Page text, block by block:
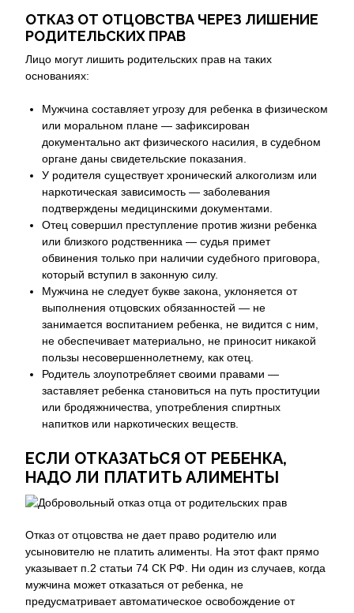
ОТКАЗ ОТ ОТЦОВСТВА ЧЕРЕЗ ЛИШЕНИЕ
РОДИТЕЛЬСКИХ ПРАВ
Лицо могут лишить родительских прав на таких
основаниях:
Мужчина составляет угрозу для ребенка в физическом
или моральном плане — зафиксирован
документально акт физического насилия, в судебном
органе даны свидетельские показания.
У родителя существует хронический алкоголизм или
наркотическая зависимость — заболевания
подтверждены медицинскими документами.
Отец совершил преступление против жизни ребенка
или близкого родственника — судья примет
обвинения только при наличии судебного приговора,
который вступил в законную силу.
Мужчина не следует букве закона, уклоняется от
выполнения отцовских обязанностей — не
занимается воспитанием ребенка, не видится с ним,
не обеспечивает материально, не приносит никакой
пользы несовершеннолетнему, как отец.
Родитель злоупотребляет своими правами —
заставляет ребенка становиться на путь проституции
или бродяжничества, употребления спиртных
напитков или наркотических веществ.
ЕСЛИ ОТКАЗАТЬСЯ ОТ РЕБЕНКА,
НАДО ЛИ ПЛАТИТЬ АЛИМЕНТЫ
Отказ от отцовства не дает право родителю или
усыновителю не платить алименты. На этот факт прямо
указывает п.2 статьи 74 СК РФ. Ни один из случаев, когда
мужчина может отказаться от ребенка, не
предусматривает автоматическое освобождение от